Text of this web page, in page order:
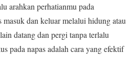
arahkan perhatianmu pada
masuk dan keluar melalui hidung atau
datang dan pergi tanpa terlalu
pada napas adalah cara yang efektif